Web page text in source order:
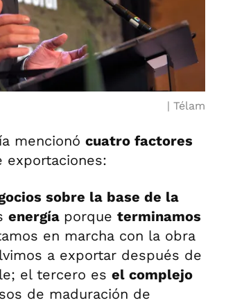
Télam
mencionó cuatro factores
exportaciones:
sobre la base de la
energía porque terminamos
en marcha con la obra
a exportar después de
el tercero es el complejo
de maduración de